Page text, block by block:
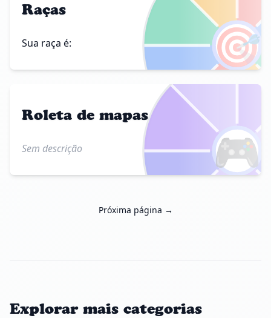
🎯
Raças
Sua raça é:
🎮
Roleta de mapas
Sem descrição
Próxima página →
Explorar mais categorias